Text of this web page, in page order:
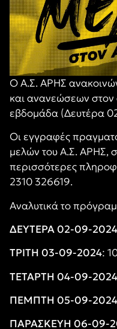
Ο Α.Σ. ΑΡΗΣ
και ανανεώσεων στον
εβδομάδα (Δευτέρα
Οι εγγραφές
μελών του Α.Σ. ΑΡΗΣ,
περισσότερες
2310 326619.
Αναλυτικά το
ΔΕΥΤΕΡΑ 02-09-2024
ΤΡΙΤΗ 03-09-2024:
ΤΕΤΑΡΤΗ 04-09-2024
ΠΕΜΠΤΗ 05-09-2024
ΠΑΡΑΣΚΕΥΗ 06-09-